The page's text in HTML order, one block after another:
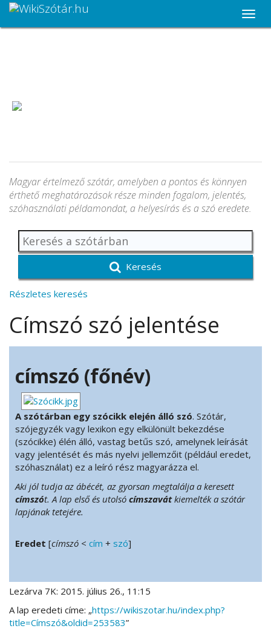
Menü
Magyar értelmező szótár, amelyben a pontos és könnyen
érthető meghatározások része minden fogalom, jelentés,
szóhasználati példamondat, a helyesírás és a szó eredete.
Keresés
Részletes keresés
Címszó szó jelentése
címszó (főnév)
A szótárban egy szócikk elején álló szó. Szótár,
szójegyzék vagy lexikon egy elkülönült bekezdése
(szócikke) élén álló, vastag betűs szó, amelynek leírását
vagy jelentését és más nyelvi jellemzőit (például eredet,
szóhasználat) ez a leíró rész magyarázza el.
Aki jól tudja az ábécét, az gyorsan megtalálja a keresett
címszót. A lap első és utolsó címszavátkiemelték a szótár
lapjának tetejére.
Eredet [címszó < cím + szó]
Lezárva 7K: 2015. július 26., 11:15
A lap eredeti címe: „https://wikiszotar.hu/index.php?
title=Címszó&oldid=253583”